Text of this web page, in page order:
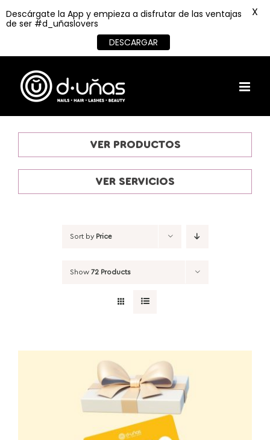
content
VER PRODUCTOS
VER SERVICIOS
Sort by Price
Show 72 Products
Descárgate la App y empieza a disfrutar de las ventajas
de ser #d_uñaslovers
DESCARGAR
X